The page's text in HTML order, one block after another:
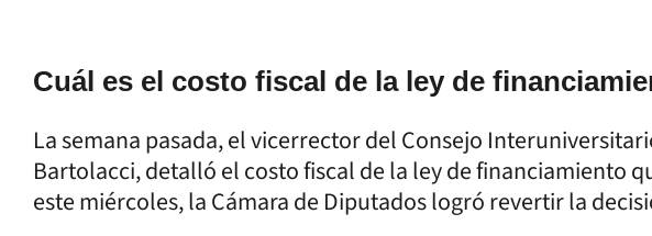
Cuál es el costo fiscal de la ley de
La semana pasada, el vicerrector del Consejo
Bartolacci, detalló el costo fiscal de la ley de financiamiento
este miércoles, la Cámara de Diputados logró revertir la